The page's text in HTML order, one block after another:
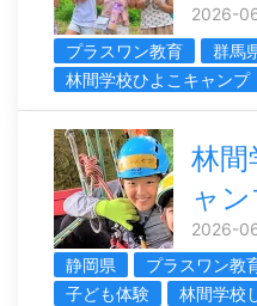
2026-
プラスワン教育
群馬
林間学校ひよこキャンプ
林間
ャ
2026-
静岡県
プラスワン教
子ども体験
林間学校